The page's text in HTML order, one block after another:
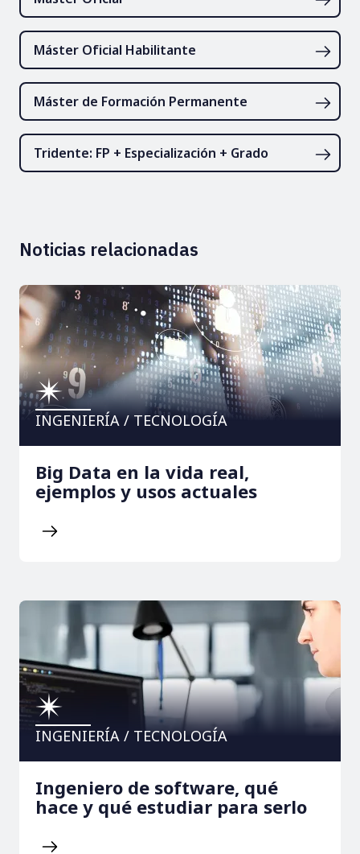
Máster Oficial Habilitante
Máster de Formación Permanente
Tridente: FP + Especialización + Grado
Noticias relacionadas
INGENIERÍA / TECNOLOGÍA
Big Data en la vida real,
ejemplos y usos actuales
INGENIERÍA / TECNOLOGÍA
Ingeniero de software, qué
hace y qué estudiar para serlo